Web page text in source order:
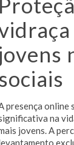
jovens
presença online
na
jovens. A